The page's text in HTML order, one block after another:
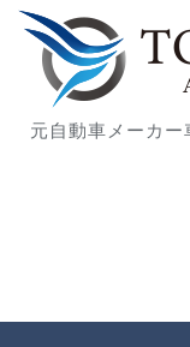
元自動車メーカ